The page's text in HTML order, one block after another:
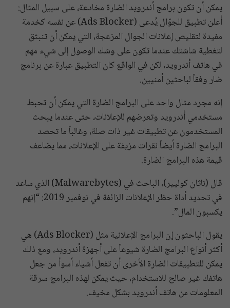
يمكن أن تكون برامج أندرويد الضارة مخادعة، على سبيل المثال:
أعلن تطبيق للجوّال يُدعى (Ads Blocker) عن نفسه كخدمة
مفيدة لتقليص إعلانات الجوال المزعجة، التي يمكن أن تنبثق
لتغطية شاشتك عندما تكون على وشك الوصول إلى شيء مهم
في هاتف أندرويد، لكن في الواقع كان التطبيق عبارة عن برنامج
ضار وفقاً لباحثين أمنيين.
إنه مجرد مثال واحد على البرامج الضارة التي يمكن أن تحبط
مستخدمي أندرويد وتعرضهم للإعلانات، حتى عندما يبحث
المستخدمون عن تطبيقات غير ذات صلة، وغالباً ما تحصد
البرامج الضارة أيضاً نقرات مزيفة على الإعلانات، مما يضاعف
قيمة هذه البرامج الضارة.
قال (ناثان كوليير)، الباحث في (Malwarebytes) الذي ساعد
في تحديد أداة حظر الإعلانات الزائفة في نوفمبر 2019: “إنهم
يكسبون المال”.
يقول الباحثون إن البرامج الإعلانية مثل (Ads Blocker) هي
أكثر أنواع البرامج الضارة شيوعاً على أجهزة أندرويد، ومع ذلك
يمكن للتطبيقات الضارة الأخرى أن تفعل أشياء أسوأ من جعل
هاتفك غير صالح للاستخدام، حيث يمكن لهذه البرامج سرقة
المعلومات من هاتف أندرويد بشكل مخيف.